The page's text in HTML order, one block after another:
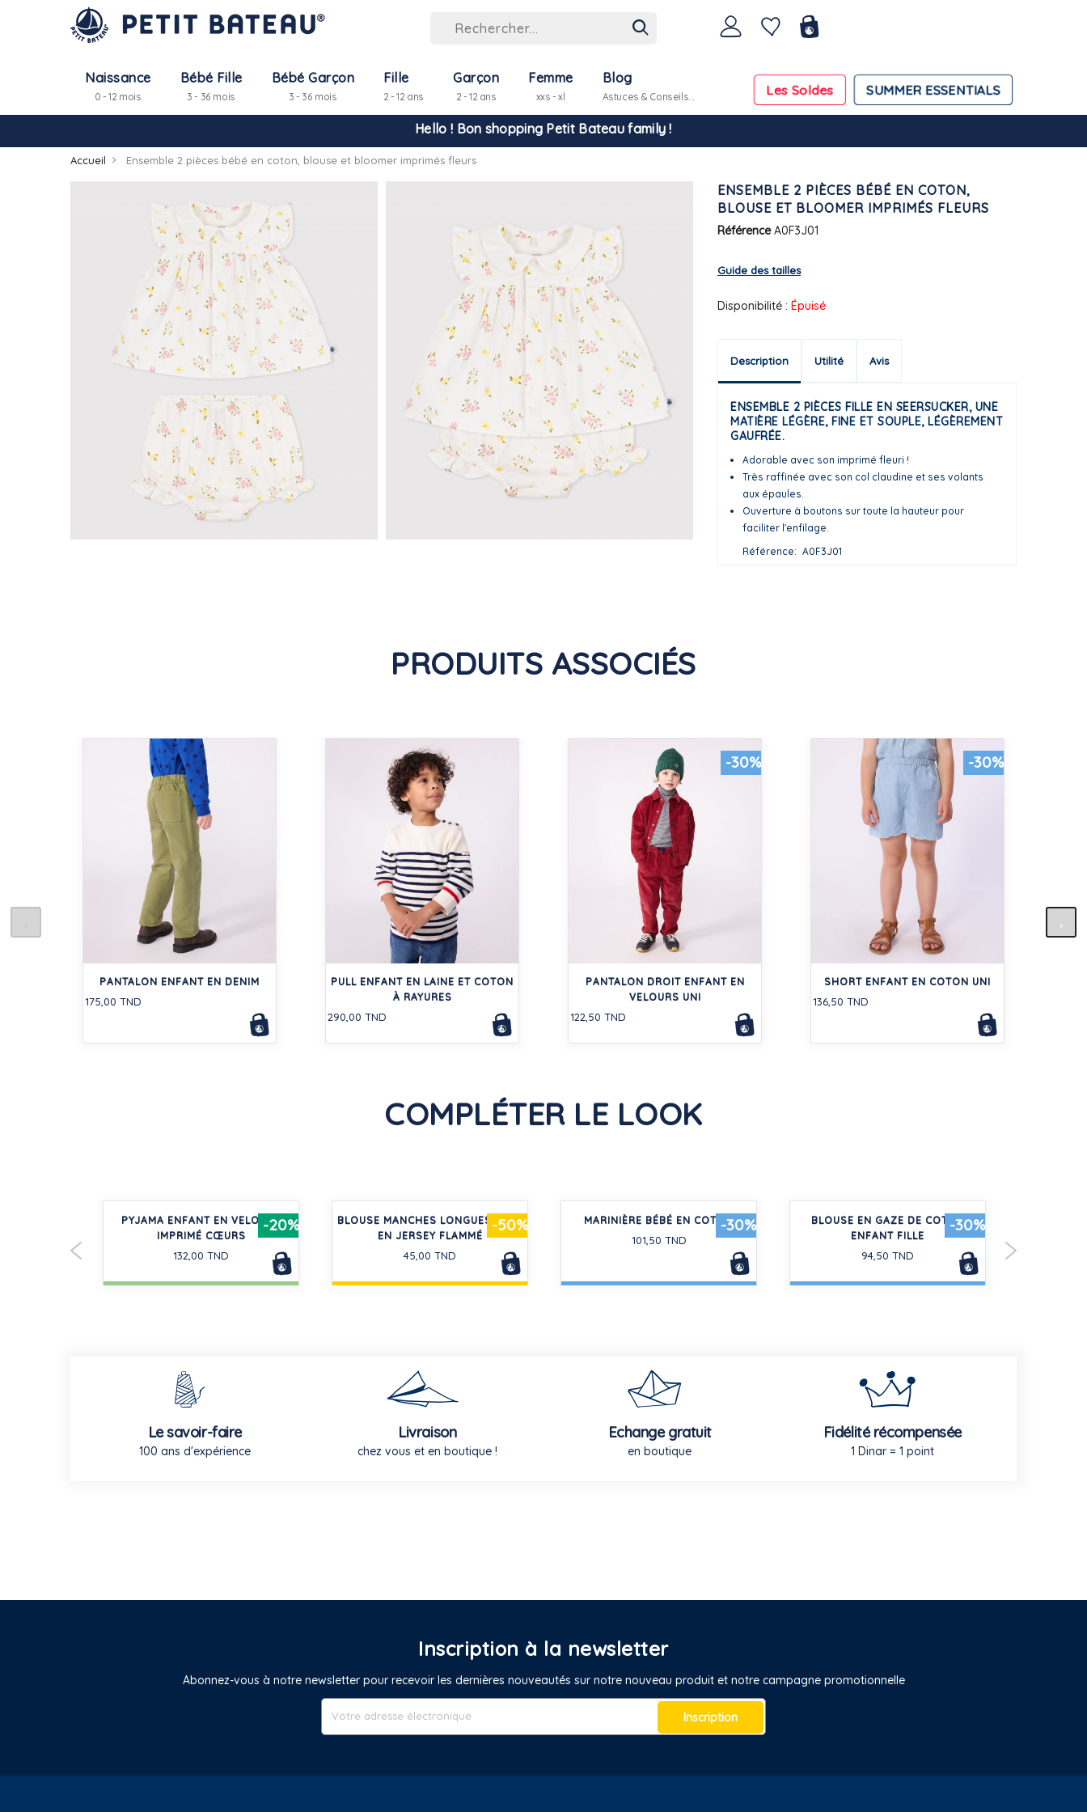
Naissance
0 - 12 mois
Bébé Fille
3 - 36 mois
Bébé Garçon
3 - 36 mois
Fille
2 - 12 ans
Garçon
2 - 12 ans
Femme
xxs - xl SUMMER ESSENTIALS
Les Soldes
Blog
Astuces & Conseils...
Hello ! Bon shopping Petit Bateau family !
La livraison est assurée partout en Tunisie !
-10% pour tout paiement par carte bancaire (hors promo)
Accueil Ensemble 2 pièces bébé en coton, blouse et bloomer imprimés fleurs
ENSEMBLE 2 PIÈCES BÉBÉ EN COTON,
BLOUSE ET BLOOMER IMPRIMÉS FLEURS
Référence A0F3J01
Guide des tailles
Disponibilité : Épuisé
Description Utilité Avis
ENSEMBLE 2 PIÈCES FILLE EN SEERSUCKER, UNE
MATIÈRE LÉGÈRE, FINE ET SOUPLE, LÉGÈREMENT
GAUFRÉE.
Adorable avec son imprimé fleuri !
Très raffinée avec son col claudine et ses volants
aux épaules.
Ouverture à boutons sur toute la hauteur pour
faciliter l'enfilage.
Référence
A0F3J01
PRODUITS ASSOCIÉS
PANTALON ENFANT EN DENIM
175,00 TND
PULL ENFANT EN LAINE ET COTON
À RAYURES
290,00 TND
-30%
PANTALON DROIT ENFANT EN
VELOURS UNI
122,50 TND
-30%
SHORT ENFANT EN COTON UNI
136,50 TND
COMPLÉTER LE LOOK
-20%
PYJAMA ENFANT EN VELOURS
IMPRIMÉ CŒURS
132,00 TND
-50%
BLOUSE MANCHES LONGUES BÉBÉ
EN JERSEY FLAMMÉ
45,00 TND
-30%
MARINIÈRE BÉBÉ EN COTON
101,50 TND
-30%
BLOUSE EN GAZE DE COTON
ENFANT FILLE
94,50 TND
Le savoir-faire
100 ans d'expérience
Livraison
chez vous et en boutique !
Echange gratuit
en boutique
Fidélité récompensée
1 Dinar = 1 point
Inscription à la newsletter
Abonnez-vous à notre newsletter pour recevoir les dernières nouveautés sur notre nouveau produit et notre campagne promotionnelle
Inscription